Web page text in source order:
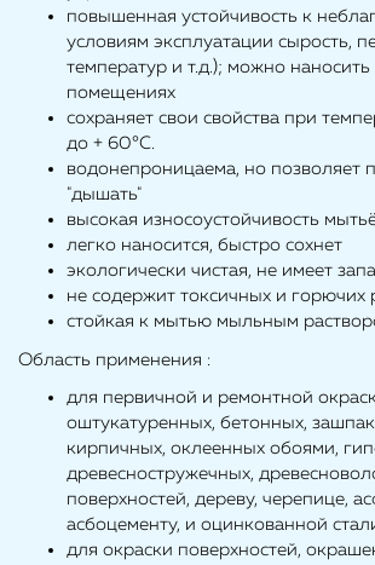
повышенная устойчивость к
условиям эксплуатации сырость,
температур и т.д.); можно
помещениях
сохраняет свои свойства при
до + 60°С.
водонепроницаема, но позволяет
"дышать"
высокая износоустойчивость
легко наносится, быстро сохнет
экологически чистая, не имеет
не содержит токсичных и горючих
стойкая к мытью мыльным
Область применения :
для первичной и ремонтной
оштукатуренных, бетонных,
кирпичных, оклеенных обоями,
древесностружечных,
поверхностей, дереву, черепице,
асбоцементу, и оцинкованной
для окраски поверхностей,